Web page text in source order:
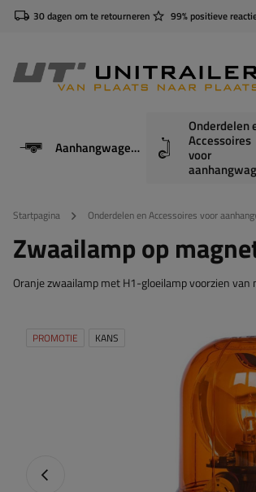
30 dagen om te retourneren 99% positieve
Aanhangwagens
Onderdelen
Accessoires
voor
Startpagina Onderdelen en Accessoires voor
Zwaailamp op
Oranje zwaailamp met H1-gloeilamp voorzien
Vorige foto
PROMOTIE KANS